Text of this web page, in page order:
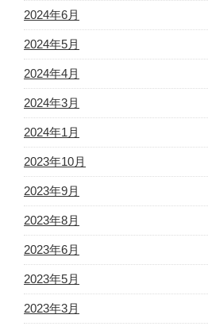
2024年6月
2024年5月
2024年4月
2024年3月
2024年1月
2023年10月
2023年9月
2023年8月
2023年6月
2023年5月
2023年3月